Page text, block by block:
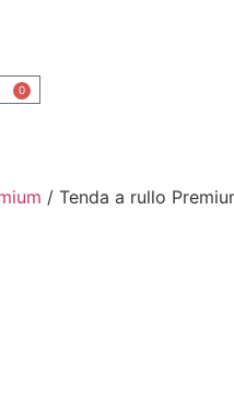
0
/ Tenda a rullo